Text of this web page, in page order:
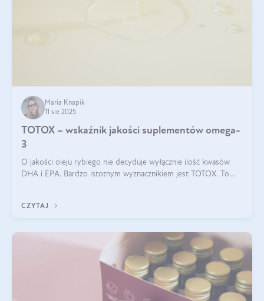
Maria Knapik
11 sie 2025
TOTOX – wskaźnik jakości suplementów omega-
3
O jakości oleju rybiego nie decyduje wyłącznie ilość kwasów
DHA i EPA. Bardzo istotnym wyznacznikiem jest TOTOX. To
CZYTAJ